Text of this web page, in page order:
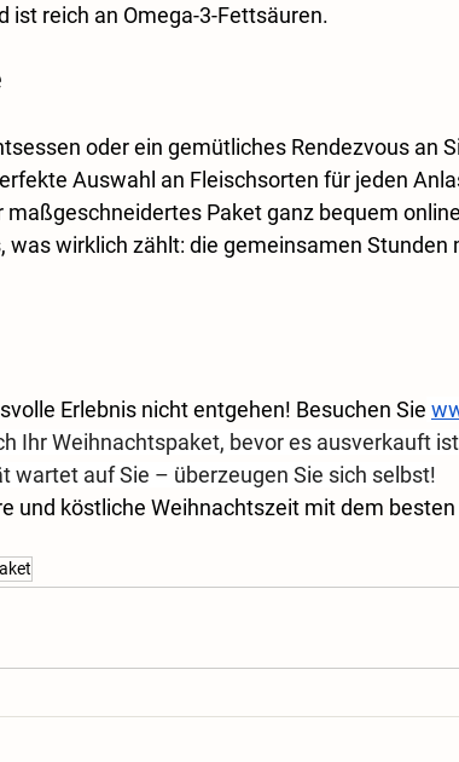
ist reich an Omega-3-Fettsäuren.
oder ein gemütliches Rendezvous an
Auswahl an Fleischsorten für jeden
maßgeschneidertes Paket ganz bequem
was wirklich zählt: die gemeinsamen Stunden
Erlebnis nicht entgehen! Besuchen Sie
Ihr Weihnachtspaket, bevor es ausverkauft
wartet auf Sie – überzeugen Sie sich selbst!
und köstliche Weihnachtszeit mit dem